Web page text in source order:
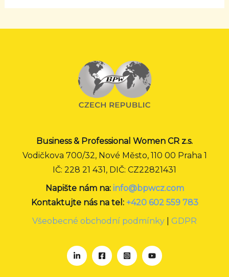
Business & Professional Women CR z.s.
Vodičkova 700/32, Nové Město, 110 00 Praha 1
IČ: 228 21 431, DIČ: CZ22821431
Napište nám na: info@bpwcz.com
Kontaktujte nás na tel: +420 602 559 783
Všeobecné obchodní podmínky
GDPR